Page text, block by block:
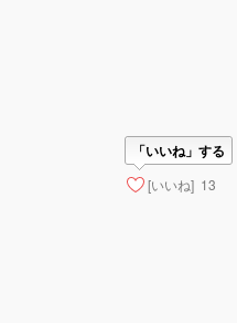
「いいね」する
[いいね] 13